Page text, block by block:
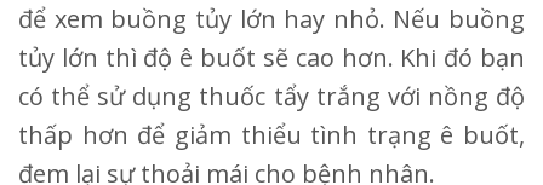
để xem buồng tủy lớn hay nhỏ. Nếu buồng
tủy lớn thì độ ê buốt sẽ cao hơn. Khi đó bạn
có thể sử dụng thuốc tẩy trắng với nồng độ
thấp hơn để giảm thiểu tình trạng ê buốt,
đem lại sự thoải mái cho bệnh nhân.